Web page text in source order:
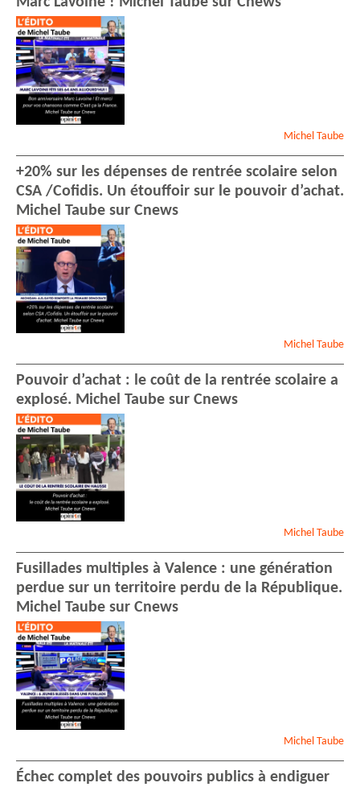
Michel Taube
+20% sur les dépenses de rentrée scolaire selon
CSA /Cofidis. Un étouffoir sur le pouvoir d’achat.
Michel Taube sur Cnews
Michel Taube
Pouvoir d’achat : le coût de la rentrée scolaire a
explosé. Michel Taube sur Cnews
Michel Taube
Fusillades multiples à Valence : une génération
perdue sur un territoire perdu de la République.
Michel Taube sur Cnews
Michel Taube
Échec complet des pouvoirs publics à endiguer